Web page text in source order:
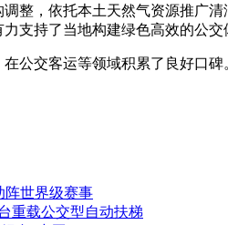
整，依托本土天然气资源推广
支持了当地构建绿色高效的公交
公交客运等领域积累了良好口
阵世界级赛事
重载公交型自动扶梯